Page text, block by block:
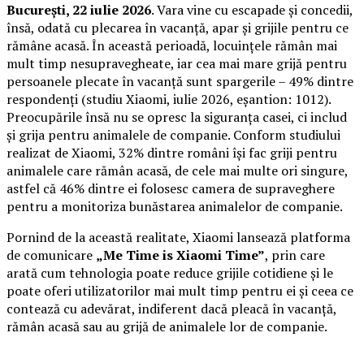
București, 22 iulie 2026. Vara vine cu escapade și concedii,
însă, odată cu plecarea în vacanță, apar și grijile pentru ce
rămâne acasă. În această perioadă, locuințele rămân mai
mult timp nesupravegheate, iar cea mai mare grijă pentru
persoanele plecate în vacanță sunt spargerile – 49% dintre
respondenți (studiu Xiaomi, iulie 2026, eșantion: 1012).
Preocupările însă nu se opresc la siguranța casei, ci includ
și grija pentru animalele de companie. Conform studiului
realizat de Xiaomi, 32% dintre români își fac griji pentru
animalele care rămân acasă, de cele mai multe ori singure,
astfel că 46% dintre ei folosesc camera de supraveghere
pentru a monitoriza bunăstarea animalelor de companie.
Pornind de la această realitate, Xiaomi lansează platforma
de comunicare „Me Time is Xiaomi Time”, prin care
arată cum tehnologia poate reduce grijile cotidiene și le
poate oferi utilizatorilor mai mult timp pentru ei și ceea ce
contează cu adevărat, indiferent dacă pleacă în vacanță,
rămân acasă sau au grijă de animalele lor de companie.